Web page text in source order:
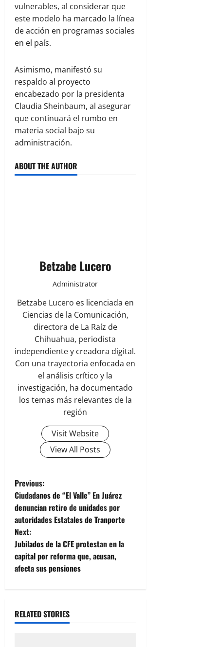
vulnerables, al considerar que
este modelo ha marcado la línea
de acción en programas sociales
en el país.
Asimismo, manifestó su
respaldo al proyecto
encabezado por la presidenta
Claudia Sheinbaum, al asegurar
que continuará el rumbo en
materia social bajo su
administración.
ABOUT THE AUTHOR
Betzabe Lucero
Administrator
Betzabe Lucero es licenciada en
Ciencias de la Comunicación,
directora de La Raíz de
Chihuahua, periodista
independiente y creadora digital.
Con una trayectoria enfocada en
el análisis crítico y la
investigación, ha documentado
los temas más relevantes de la
región
Visit Website
View All Posts
P
o
s
t
n
v
i
Previous:
Ciudadanos de “El Valle” En Juárez
denuncian retiro de unidades por
autoridades Estatales de Tranporte
Next:
Jubilados de la CFE protestan en la
capital por reforma que, acusan,
afecta sus pensiones
RELATED STORIES